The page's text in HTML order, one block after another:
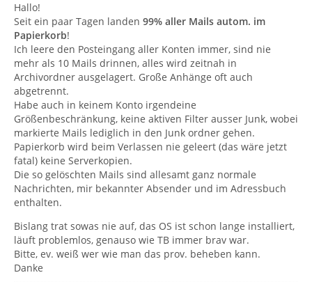
Hallo!
Seit ein paar Tagen landen 99% aller Mails autom. im
Papierkorb!
Ich leere den Posteingang aller Konten immer, sind nie
mehr als 10 Mails drinnen, alles wird zeitnah in
Archivordner ausgelagert. Große Anhänge oft auch
abgetrennt.
Habe auch in keinem Konto irgendeine
Größenbeschränkung, keine aktiven Filter ausser Junk, wobei
markierte Mails lediglich in den Junk ordner gehen.
Papierkorb wird beim Verlassen nie geleert (das wäre jetzt
fatal) keine Serverkopien.
Die so gelöschten Mails sind allesamt ganz normale
Nachrichten, mir bekannter Absender und im Adressbuch
enthalten.
Bislang trat sowas nie auf, das OS ist schon lange installiert,
läuft problemlos, genauso wie TB immer brav war.
Bitte, ev. weiß wer wie man das prov. beheben kann.
Danke